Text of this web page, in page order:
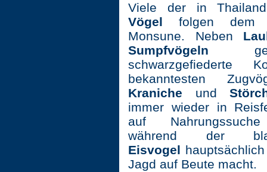
Viele der in Thailand
Vögel folgen dem
Monsune. Neben
Sumpfvögeln
bekanntesten
Kraniche und
immer wieder in
auf
während der
Eisvogel
Jagd auf Beute macht.